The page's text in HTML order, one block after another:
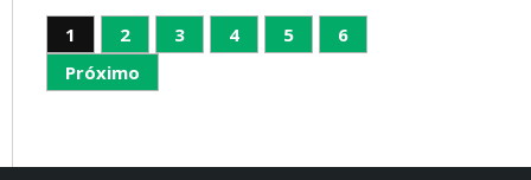
1 2 3 4 5
6
Próximo